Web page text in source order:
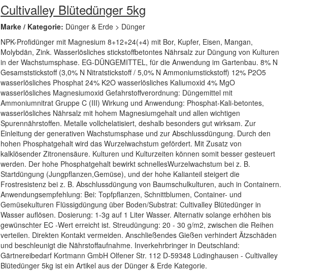
Cultivalley Blütedünger 5kg
Marke / Kategorie: Dünger & Erde > Dünger
NPK-Profidünger mit Magnesium 8+12+24(+4) mit Bor, Kupfer, Eisen, Mangan,
Molybdän, Zink. Wasserlösliches stickstoffbetontes Nährsalz zur Düngung von Kulturen
in der Wachstumsphase. EG-DÜNGEMITTEL, für die Anwendung im Gartenbau. 8% N
Gesamststickstoff (3,0% N Nitratstickstoff / 5,0% N Ammoniumstickstoff) 12% P2O5
wasserlösliches Phosphat 24% K2O wasserlösliches Kaliumoxid 4% MgO
wasserlösliches Magnesiumoxid Gefahrstoffverordnung: Düngemittel mit
Ammoniumnitrat Gruppe C (III) Wirkung und Anwendung: Phosphat-Kali-betontes,
wasserlösliches Nährsalz mit hohem Magnesiumgehalt und allen wichtigen
Spurennährstoffen. Metalle vollchelatisiert, deshalb besonders gut wirksam. Zur
Einleitung der generativen Wachstumsphase und zur Abschlussdüngung. Durch den
hohen Phosphatgehalt wird das Wurzelwachstum gefördert. Mit Zusatz von
kalklösender Zitronensäure. Kulturen und Kulturzeiten können somit besser gesteuert
werden. Der hohe Phosphatgehalt bewirkt schnellesWurzelwachstum bei z. B.
Startdüngung (Jungpflanzen,Gemüse), und der hohe Kalianteil steigert die
Frostresistenz bei z. B. Abschlussdüngung von Baumschulkulturen, auch in Containern.
Anwendungsempfehlung: Bei: Topfpflanzen, Schnittblumen, Container- und
Gemüsekulturen Flüssigdüngung über Boden/Substrat: Cultivalley Blütedünger in
Wasser auflösen. Dosierung: 1-3g auf 1 Liter Wasser. Alternativ solange erhöhen bis
gewünschter EC -Wert erreicht ist. Streudüngung: 20 - 30 g/m2, zwischen die Reihen
verteilen. Direkten Kontakt vermeiden. Anschließendes Gießen verhindert Ätzschäden
und beschleunigt die Nährstoffaufnahme. Inverkehrbringer in Deutschland:
Gärtnereibedarf Kortmann GmbH Olfener Str. 112 D-59348 Lüdinghausen - Cultivalley
Blütedünger 5kg ist ein Artikel aus der Dünger & Erde Kategorie.